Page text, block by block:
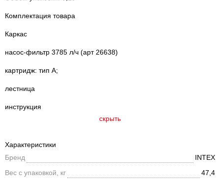
Комплектация товара
Каркас
насос-фильтр 3785 л/ч (арт 26638)
картридж: тип А;
лестница
инструкция
скрыть
Характеристики
Бренд
INTEX
Вес с упаковкой, кг
47,4